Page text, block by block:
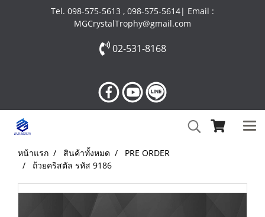
Tel. 098-575-5613 , 098-575-5614| Email :
MGCrystalTrophy@gmail.com
02-531-8168
หน้าแรก สินค้าทั้งหมด
PRE ORDER
ถ้วยคริสตัล รหัส 9186